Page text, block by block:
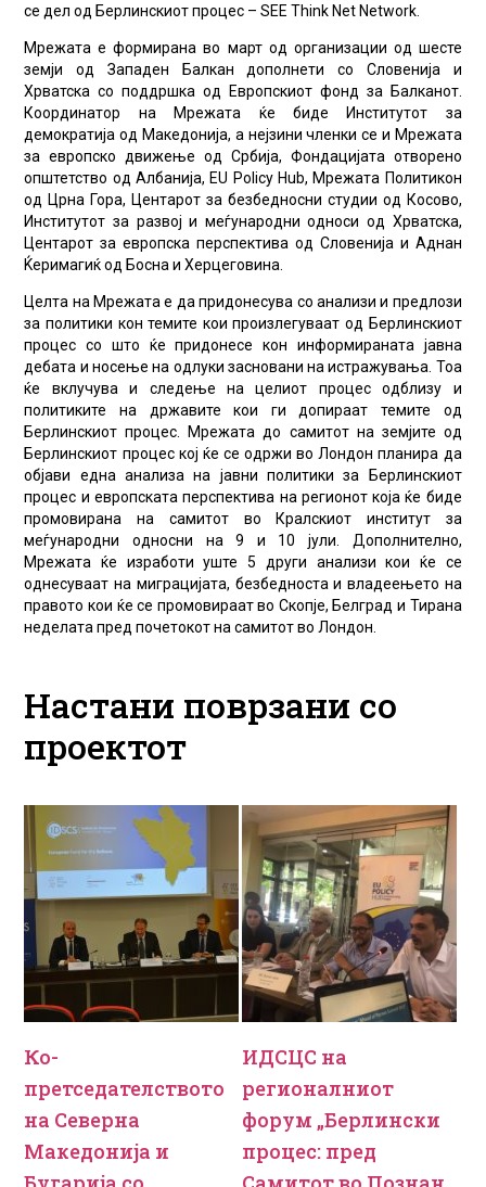
се дел од Берлинскиот процес – SEE Think Net Network.
Мрежата е формирана во март од организации од шесте
земји од Западен Балкан дополнети со Словенија и
Хрватска со поддршка од Европскиот фонд за Балканот.
Координатор на Мрежата ќе биде Институтот за
демократија од Македонија, а нејзини членки се и Мрежата
за европско движење од Србија, Фондацијата отворено
општетство од Албанија, EU Policy Hub, Мрежата Политикон
од Црна Гора, Центарот за безбедносни студии од Косово,
Институтот за развој и меѓународни односи од Хрватска,
Центарот за европска перспектива од Словенија и Аднан
Ќеримагиќ од Босна и Херцеговина.
Целта на Мрежата е да придонесува со анализи и предлози
за политики кон темите кои произлегуваат од Берлинскиот
процес со што ќе придонесе кон информираната јавна
дебата и носење на одлуки засновани на истражувања. Тоа
ќе вклучува и следење на целиот процес одблизу и
политиките на државите кои ги допираат темите од
Берлинскиот процес. Мрежата до самитот на земјите од
Берлинскиот процес кој ќе се одржи во Лондон планира да
објави една анализа на јавни политики за Берлинскиот
процес и европската перспектива на регионот која ќе биде
промовирана на самитот во Кралскиот институт за
меѓународни односни на 9 и 10 јули. Дополнително,
Мрежата ќе изработи уште 5 други анализи кои ќе се
однесуваат на миграцијата, безбедноста и владеењето на
правото кои ќе се промовираат во Скопје, Белград и Тирана
неделата пред почетокот на самитот во Лондон.
Настани поврзани со
проектот
Ко-
претседателството
на Северна
Македонија и
ИДСЦС на
регионалниот
форум „Берлински
процес: пред